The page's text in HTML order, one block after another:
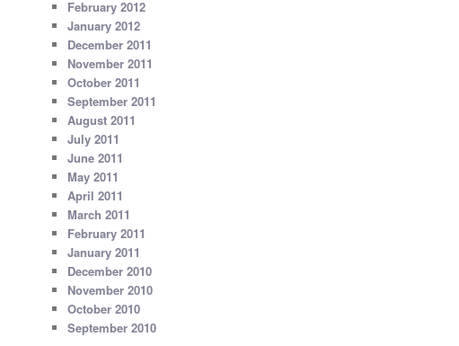
February 2012
January 2012
December 2011
November 2011
October 2011
September 2011
August 2011
July 2011
June 2011
May 2011
April 2011
March 2011
February 2011
January 2011
December 2010
November 2010
October 2010
September 2010